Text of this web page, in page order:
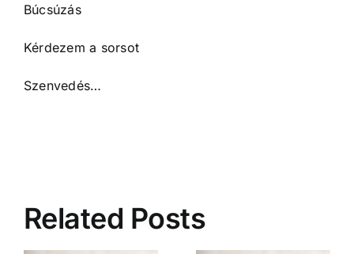
Búcsúzás
Kérdezem a sorsot
Szenvedés…
Related Posts